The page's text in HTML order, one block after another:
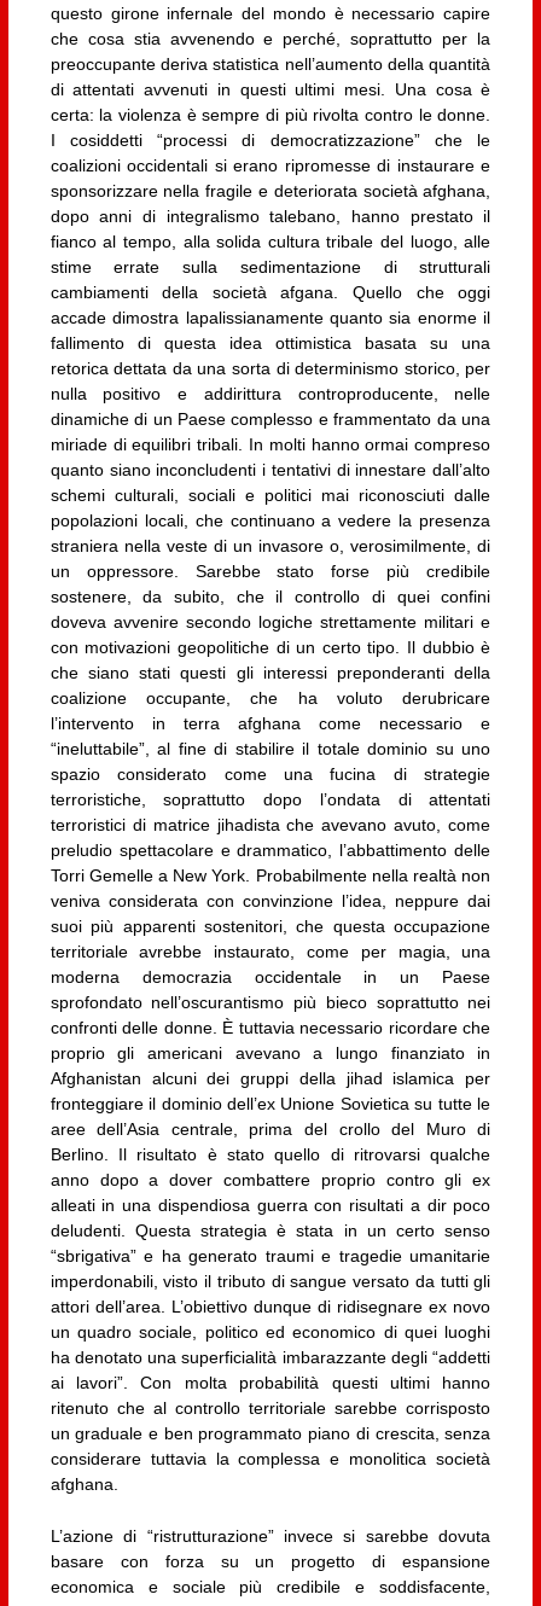
questo girone infernale del mondo è necessario capire
che cosa stia avvenendo e perché, soprattutto per la
preoccupante deriva statistica nell’aumento della quantità
di attentati avvenuti in questi ultimi mesi. Una cosa è
certa: la violenza è sempre di più rivolta contro le donne.
I cosiddetti “processi di democratizzazione” che le
coalizioni occidentali si erano ripromesse di instaurare e
sponsorizzare nella fragile e deteriorata società afghana,
dopo anni di integralismo talebano, hanno prestato il
fianco al tempo, alla solida cultura tribale del luogo, alle
stime errate sulla sedimentazione di strutturali
cambiamenti della società afgana. Quello che oggi
accade dimostra lapalissianamente quanto sia enorme il
fallimento di questa idea ottimistica basata su una
retorica dettata da una sorta di determinismo storico, per
nulla positivo e addirittura controproducente, nelle
dinamiche di un Paese complesso e frammentato da una
miriade di equilibri tribali. In molti hanno ormai compreso
quanto siano inconcludenti i tentativi di innestare dall’alto
schemi culturali, sociali e politici mai riconosciuti dalle
popolazioni locali, che continuano a vedere la presenza
straniera nella veste di un invasore o, verosimilmente, di
un oppressore. Sarebbe stato forse più credibile
sostenere, da subito, che il controllo di quei confini
doveva avvenire secondo logiche strettamente militari e
con motivazioni geopolitiche di un certo tipo. Il dubbio è
che siano stati questi gli interessi preponderanti della
coalizione occupante, che ha voluto derubricare
l’intervento in terra afghana come necessario e
“ineluttabile”, al fine di stabilire il totale dominio su uno
spazio considerato come una fucina di strategie
terroristiche, soprattutto dopo l’ondata di attentati
terroristici di matrice jihadista che avevano avuto, come
preludio spettacolare e drammatico, l’abbattimento delle
Torri Gemelle a New York. Probabilmente nella realtà non
veniva considerata con convinzione l’idea, neppure dai
suoi più apparenti sostenitori, che questa occupazione
territoriale avrebbe instaurato, come per magia, una
moderna democrazia occidentale in un Paese
sprofondato nell’oscurantismo più bieco soprattutto nei
confronti delle donne. È tuttavia necessario ricordare che
proprio gli americani avevano a lungo finanziato in
Afghanistan alcuni dei gruppi della jihad islamica per
fronteggiare il dominio dell’ex Unione Sovietica su tutte le
aree dell’Asia centrale, prima del crollo del Muro di
Berlino. Il risultato è stato quello di ritrovarsi qualche
anno dopo a dover combattere proprio contro gli ex
alleati in una dispendiosa guerra con risultati a dir poco
deludenti. Questa strategia è stata in un certo senso
“sbrigativa” e ha generato traumi e tragedie umanitarie
imperdonabili, visto il tributo di sangue versato da tutti gli
attori dell’area. L’obiettivo dunque di ridisegnare ex novo
un quadro sociale, politico ed economico di quei luoghi
ha denotato una superficialità imbarazzante degli “addetti
ai lavori”. Con molta probabilità questi ultimi hanno
ritenuto che al controllo territoriale sarebbe corrisposto
un graduale e ben programmato piano di crescita, senza
considerare tuttavia la complessa e monolitica società
afghana.
L’azione di “ristrutturazione” invece si sarebbe dovuta
basare con forza su un progetto di espansione
economica e sociale più credibile e soddisfacente,